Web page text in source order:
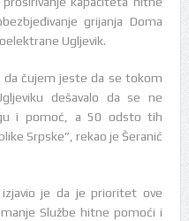
grijanja Doma
Ugljevik.
da čujem jeste da se tokom
dešavalo da se ne
i pomoć, a 50 odsto tih
Srpske”, rekao je Šeranić
izjavio je da je prioritet ove
Službe hitne pomoći i